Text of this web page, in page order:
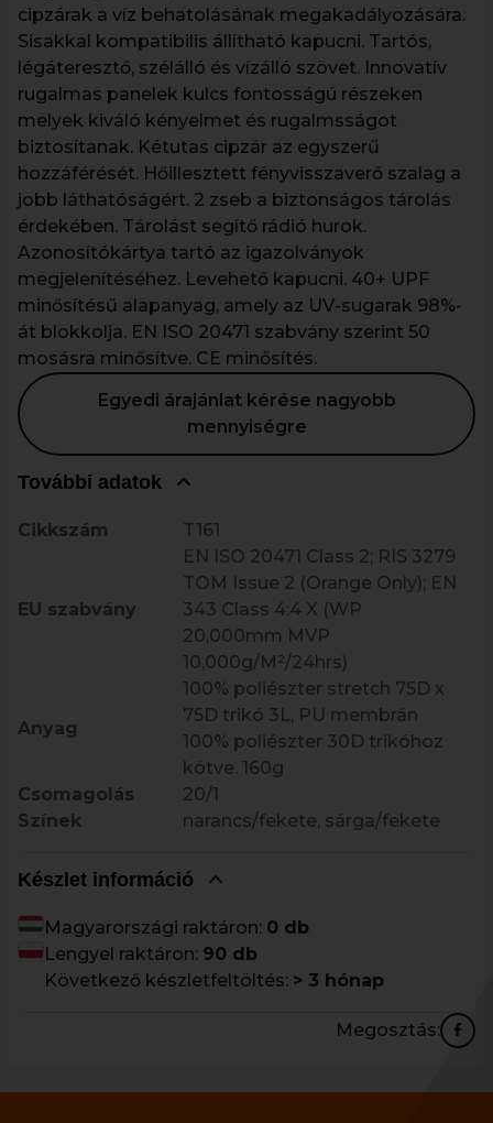
cipzárak a víz behatolásának megakadályozására.
Sisakkal kompatibilis állítható kapucni. Tartós,
légáteresztő, szélálló és vízálló szövet. Innovatív
rugalmas panelek kulcs fontosságú részeken
melyek kiváló kényelmet és rugalmsságot
biztosítanak. Kétutas cipzár az egyszerű
hozzáférését. Hőillesztett fényvisszaverő szalag a
jobb láthatóságért. 2 zseb a biztonságos tárolás
érdekében. Tárolást segítő rádió hurok.
Azonosítókártya tartó az igazolványok
megjelenítéséhez. Levehető kapucni. 40+ UPF
minősítésű alapanyag, amely az UV-sugarak 98%-
át blokkolja. EN ISO 20471 szabvány szerint 50
mosásra minősítve. CE minősítés.
Egyedi árajánlat kérése nagyobb
mennyiségre
További adatok
Cikkszám T161
EU szabvány
EN ISO 20471 Class 2; RIS 3279
TOM Issue 2 (Orange Only); EN
343 Class 4:4 X (WP
20,000mm MVP
10,000g/M²/24hrs)
Anyag
100% poliészter stretch 75D x
75D trikó 3L, PU membrán
100% poliészter 30D trikóhoz
kötve. 160g
Csomagolás
20/1
Színek
narancs/fekete, sárga/fekete
Készlet információ
Magyarországi raktáron: 0 db
Lengyel raktáron: 90 db
Következő készletfeltöltés: > 3 hónap
Megosztás: